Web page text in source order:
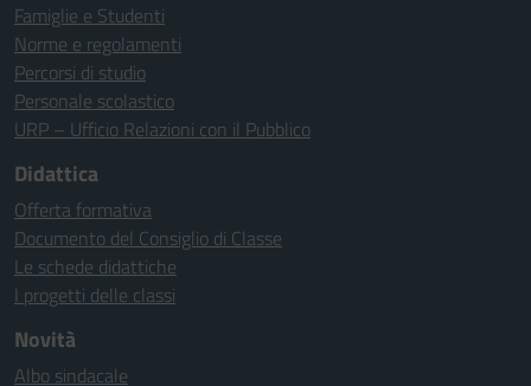
Famiglie e Studenti
Norme e regolamenti
Percorsi di studio
Personale scolastico
URP – Ufficio Relazioni con il Pubblico
Didattica
Offerta formativa
Documento del Consiglio di Classe
Le schede didattiche
I progetti delle classi
Novità
Albo sindacale